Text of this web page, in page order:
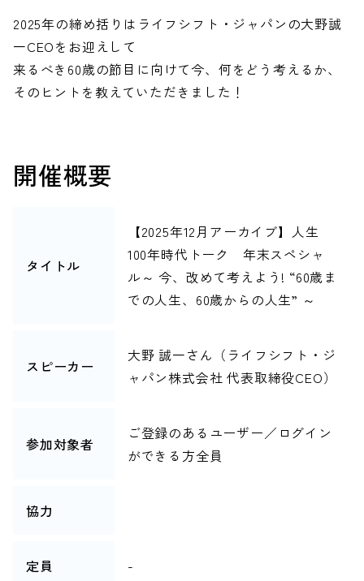
2025年の締め括りはライフシフト・ジャパンの大野誠
一CEOをお迎えして
来るべき60歳の節目に向けて今、何をどう考えるか、
そのヒントを教えていただきました！
開催概要
タイトル
【2025年12月アーカイブ】人生
100年時代トーク 年末スペシャ
ル～ 今、改めて考えよう! “60歳ま
での人生、60歳からの人生” ～
スピーカー
大野 誠一さん（ライフシフト・ジ
ャパン株式会社 代表取締役CEO）
参加対象者
ご登録のあるユーザー／ログイン
ができる方全員
協力
定員 -